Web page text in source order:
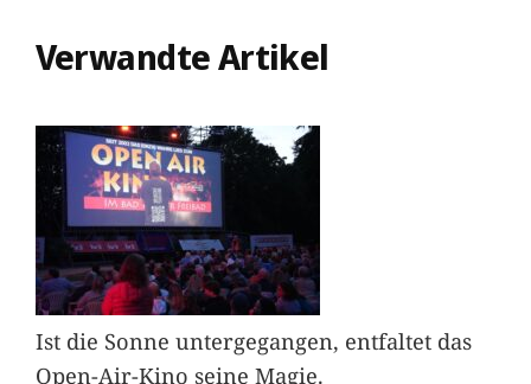
Verwandte Artikel
Ist die Sonne untergegangen, entfaltet das
Open-Air-Kino seine Magie.